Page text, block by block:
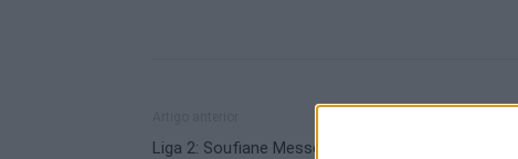
Liga 2: Soufiane Messeguem eleito médio do